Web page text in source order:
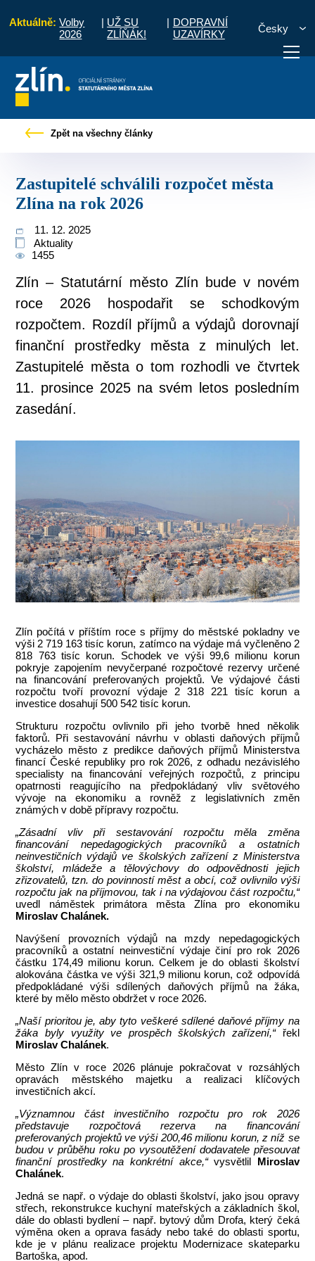
Aktuálně: Volby
2026
| UŽ SU
ZLÍŇÁK!
| DOPRAVNÍ
UZAVÍRKY
Česky
vyřídit Potřebuji zaplatit
Zpět na všechny články
Zastupitelé schválili rozpočet města
Zlína na rok 2026
11. 12. 2025
Aktuality
1455
Zlín – Statutární město Zlín bude v novém
roce 2026 hospodařit se schodkovým
rozpočtem. Rozdíl příjmů a výdajů dorovnají
finanční prostředky města z minulých let.
Zastupitelé města o tom rozhodli ve čtvrtek
11. prosince 2025 na svém letos posledním
zasedání.
Zlín počítá v příštím roce s příjmy do městské pokladny ve
výši 2 719 163 tisíc korun, zatímco na výdaje má vyčleněno 2
818 763 tisíc korun. Schodek ve výši 99,6 milionu korun
pokryje zapojením nevyčerpané rozpočtové rezervy určené
na financování preferovaných projektů. Ve výdajové části
rozpočtu tvoří provozní výdaje 2 318 221 tisíc korun a
investice dosahují 500 542 tisíc korun.
Strukturu rozpočtu ovlivnilo při jeho tvorbě hned několik
faktorů. Při sestavování návrhu v oblasti daňových příjmů
vycházelo město z predikce daňových příjmů Ministerstva
financí České republiky pro rok 2026, z odhadu nezávislého
specialisty na financování veřejných rozpočtů, z principu
opatrnosti reagujícího na předpokládaný vliv světového
vývoje na ekonomiku a rovněž z legislativních změn
známých v době přípravy rozpočtu.
„Zásadní vliv při sestavování rozpočtu měla změna
financování nepedagogických pracovníků a ostatních
neinvestičních výdajů ve školských zařízení z Ministerstva
školství, mládeže a tělovýchovy do odpovědnosti jejich
zřizovatelů, tzn. do povinností měst a obcí, což ovlivnilo výši
rozpočtu jak na příjmovou, tak i na výdajovou část rozpočtu,“
uvedl náměstek primátora města Zlína pro ekonomiku
Miroslav Chalánek.
Navýšení provozních výdajů na mzdy nepedagogických
pracovníků a ostatní neinvestiční výdaje činí pro rok 2026
částku 174,49 milionu korun. Celkem je do oblasti školství
alokována částka ve výši 321,9 milionu korun, což odpovídá
předpokládané výši sdílených daňových příjmů na žáka,
které by mělo město obdržet v roce 2026.
„Naší prioritou je, aby tyto veškeré sdílené daňové příjmy na
žáka byly využity ve prospěch školských zařízení,“ řekl
Miroslav Chalánek.
Město Zlín v roce 2026 plánuje pokračovat v rozsáhlých
opravách městského majetku a realizaci klíčových
investičních akcí.
„Významnou část investičního rozpočtu pro rok 2026
představuje rozpočtová rezerva na financování
preferovaných projektů ve výši 200,46 milionu korun, z níž se
budou v průběhu roku po vysoutěžení dodavatele přesouvat
finanční prostředky na konkrétní akce,“vysvětlil Miroslav
Chalánek.
Jedná se např. o výdaje do oblasti školství, jako jsou opravy
střech, rekonstrukce kuchyní mateřských a základních škol,
dále do oblasti bydlení – např. bytový dům Drofa, který čeká
výměna oken a oprava fasády nebo také do oblasti sportu,
kde je v plánu realizace projektu Modernizace skateparku
Bartoška, apod.